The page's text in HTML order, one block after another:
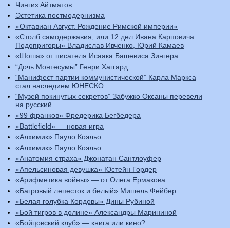
Чингиз Айтматов
Эстетика постмодернизма
«Октавиан Август. Рождение Римской империи»
«Столб самодержавия, или 12 дел Ивана Карповича
Подопригоры» Владислав Ивченко, Юрий Камаев
«Шоша» от писателя Исаака Башевиса Зингера
“Дочь Монтесумы” Генри Хаггард
“Манифест партии коммунистической” Карла Маркса
стал наследием ЮНЕСКО
“Музей покинутых секретов” Забужко Оксаны перевели
на русский
«99 франков» Фредерика Бегбедера
«Battlefield» — новая игра
«Алхимик» Пауло Коэльо
«Алхимик» Пауло Коэльо
«Анатомия страха» Джонатан Сантлоуфер
«Апельсиновая девушка» Юстейн Гордер
«Арифметика войны» — от Олега Ермакова
«Багровый лепесток и белый» Мишель Фейбер
«Белая голубка Кордовы» Дины Рубиной
«Бой тигров в долине» Александры Марининой
«Бойцовский клуб» — книга или кино?